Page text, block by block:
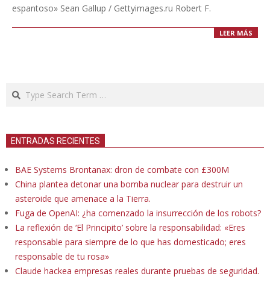
espantoso» Sean Gallup / Gettyimages.ru Robert F.
LEER MÁS
Search
ENTRADAS RECIENTES
BAE Systems Brontanax: dron de combate con £300M
China plantea detonar una bomba nuclear para destruir un
asteroide que amenace a la Tierra.
Fuga de OpenAI: ¿ha comenzado la insurrección de los robots?
La reflexión de ‘El Principito’ sobre la responsabilidad: «Eres
responsable para siempre de lo que has domesticado; eres
responsable de tu rosa»
Claude hackea empresas reales durante pruebas de seguridad.